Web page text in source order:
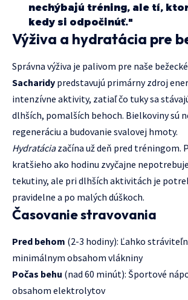
nechýbajú tréning, ale tí,
kedy si odpočinúť."
Výživa a hydratácia pre
Správna výživa je palivom pre naše
Sacharidy predstavujú primárny zdroj
intenzívne aktivity, zatiaľ čo tuky sa
dlhších, pomalších behoch. Bielkoviny sú
regeneráciu a budovanie svalovej hmoty.
Hydratáciazačína už deň pred tréningom.
kratšieho ako hodinu zvyčajne
tekutiny, ale pri dlhších aktivitách je
pravidelne a po malých dúškoch.
Časovanie stravovania
Pred behom (2-3 hodiny): Ľahko
minimálnym obsahom vlákniny
Počas behu (nad 60 minút): Športové
obsahom elektrolytov